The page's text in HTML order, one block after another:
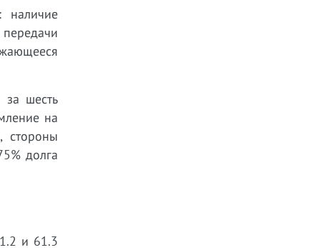
наличие
за шесть
на
стороны
долга
и 61.3